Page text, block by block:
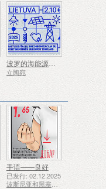
波罗的海能源系统与欧洲同步
立陶宛
手语——良好
已发行: 02.12.2025
波斯尼亚和黑塞哥维那 - 斯普斯卡共和国